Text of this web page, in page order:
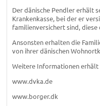
Der dänische Pendler erhält
Krankenkasse, bei der er
familienversichert sind, diese
Ansonsten erhalten die
von ihrer dänischen
Weitere Informationen erhält
www.dvka.de
www.borger.dk